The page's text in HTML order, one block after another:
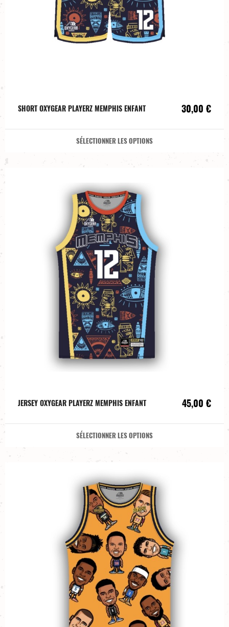
SHORT OXYGEAR PLAYERZ MEMPHIS ENFANT 30,00 €
SÉLECTIONNER LES OPTIONS
JERSEY OXYGEAR PLAYERZ MEMPHIS ENFANT 45,00 €
SÉLECTIONNER LES OPTIONS